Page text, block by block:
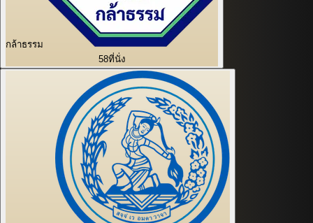
กล้าธรรม
58ที่นั่ง